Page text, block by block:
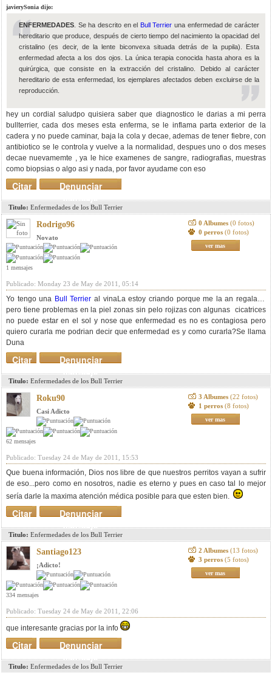
javierySonia dijo:
ENFERMEDADES . Se ha descrito en el Bull Terrier una enfermedad de carácter
hereditario que produce, después de cierto tiempo del nacimiento la opacidad del
cristalino (es decir, de la lente biconvexa situada detrás de la pupila). Esta
enfermedad afecta a los dos ojos. La única terapia conocida hasta ahora es la
quirúrgica, que consiste en la extracción del cristalino. Debido al carácter
hereditario de esta enfermedad, los ejemplares afectados deben excluirse de la
reproducción.
hey un cordial saludpo quisiera saber que diagnostico le darias a mi perra
bullterrier, cada dos meses esta enferma, se le inflama parta exterior de la
cadera y no puede caminar, baja la cola y decae, ademas de tener fiebre, con
antibiotico se le controla y vuelve a la normalidad, despues uno o dos meses
decae nuevamemte , ya le hice examenes de sangre, radiografias, muestras
como biopsias o algo asi y nada, por favor ayudame con eso
Denunciar
mensaje
Citar
Titulo: Enfermedades de los Bull Terrier
Rodrigo96
Novato
1 mensajes
0 Albumes (0 fotos)
0 perros (0 fotos)
ver mas
Publicado: Monday 23 de May de 2011, 05:14
Yo tengo una Bull Terrier al vinaLa estoy criando porque me la an regalado
pero tiene problemas en la piel zonas sin pelo rojizas con algunas cicatrices
no puede estar en el sol y nose que enfermedad es no es contagiosa pero
quiero curarla me podrian decir que enfermedad es y como curarla?Se llama
Duna
Denunciar
mensaje
Citar
Titulo: Enfermedades de los Bull Terrier
Roku90
Casi Adicto
62 mensajes
3 Albumes (22 fotos)
1 perros (8 fotos)
ver mas
Publicado: Tuesday 24 de May de 2011, 15:53
Que buena información, Dios nos libre de que nuestros perritos vayan a sufrir
de eso...pero como en nosotros, nadie es eterno y pues en caso tal lo mejor
sería darle la maxima atención médica posible para que esten bien.
Denunciar
mensaje
Citar
Titulo: Enfermedades de los Bull Terrier
Santiago123
¡Adicto!
334 mensajes
2 Albumes (13 fotos)
3 perros (5 fotos)
ver mas
Publicado: Tuesday 24 de May de 2011, 22:06
que interesante gracias por la info
Denunciar
mensaje
Citar
Titulo: Enfermedades de los Bull Terrier